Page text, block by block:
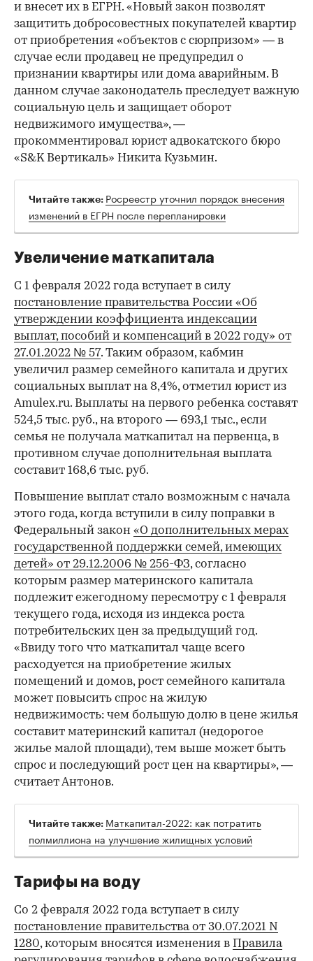
и внесет их в ЕГРН. «Новый закон позволят
защитить добросовестных покупателей квартир
от приобретения «объектов с сюрпризом» — в
случае если продавец не предупредил о
признании квартиры или дома аварийным. В
данном случае законодатель преследует важную
социальную цель и защищает оборот
недвижимого имущества», —
прокомментировал юрист адвокатского бюро
«S&K Вертикаль» Никита Кузьмин.
Читайте также: Росреестр уточнил порядок внесения
изменений в ЕГРН после перепланировки
Увеличение маткапитала
С 1 февраля 2022 года вступает в силу
постановление правительства России «Об
утверждении коэффициента индексации
выплат, пособий и компенсаций в 2022 году» от
27.01.2022 № 57. Таким образом, кабмин
увеличил размер семейного капитала и других
социальных выплат на 8,4%, отметил юрист из
Amulex.ru. Выплаты на первого ребенка составят
524,5 тыс. руб., на второго — 693,1 тыс., если
семья не получала маткапитал на первенца, в
противном случае дополнительная выплата
составит 168,6 тыс. руб.
Повышение выплат стало возможным с начала
этого года, когда вступили в силу поправки в
Федеральный закон «О дополнительных мерах
государственной поддержки семей, имеющих
детей» от 29.12.2006 № 256-ФЗ, согласно
которым размер материнского капитала
подлежит ежегодному пересмотру с 1 февраля
текущего года, исходя из индекса роста
потребительских цен за предыдущий год.
«Ввиду того что маткапитал чаще всего
расходуется на приобретение жилых
помещений и домов, рост семейного капитала
может повысить спрос на жилую
недвижимость: чем большую долю в цене жилья
составит материнский капитал (недорогое
жилье малой площади), тем выше может быть
спрос и последующий рост цен на квартиры», —
считает Антонов.
Читайте также: Маткапитал-2022: как потратить
полмиллиона на улучшение жилищных условий
Тарифы на воду
Со 2 февраля 2022 года вступает в силу
постановление правительства от 30.07.2021 N
1280, которым вносятся изменения в Правила